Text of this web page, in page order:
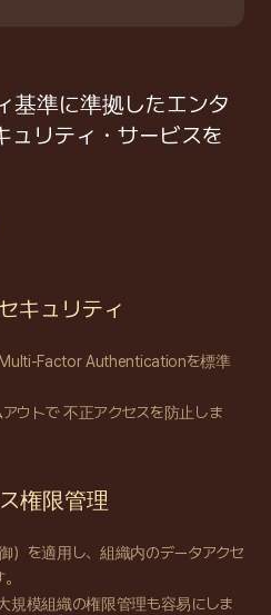
基準に準拠したエンタ
ュリティ・サービスを
キュリティ
Factor Authenticationを標準
ウトで 不正アクセスを防止しま
権限管理
）を適用し、組織内のデータアクセ
規模組織の権限管理も容易にしま